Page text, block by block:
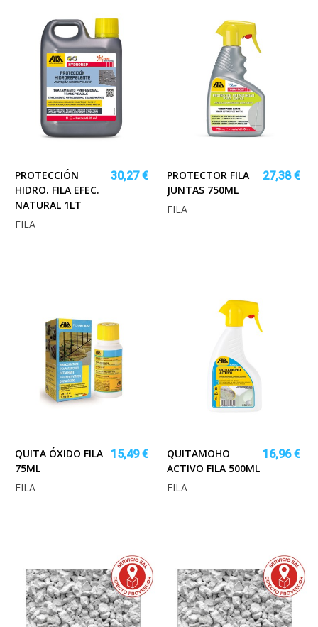
PROTECCIÓN
HIDRO. FILA EFEC.
NATURAL 1LT
30,27 €
FILA
PROTECTOR FILA
JUNTAS 750ML
27,38 €
FILA
QUITA ÓXIDO FILA
75ML
15,49 €
FILA
QUITAMOHO
ACTIVO FILA 500ML
16,96 €
FILA